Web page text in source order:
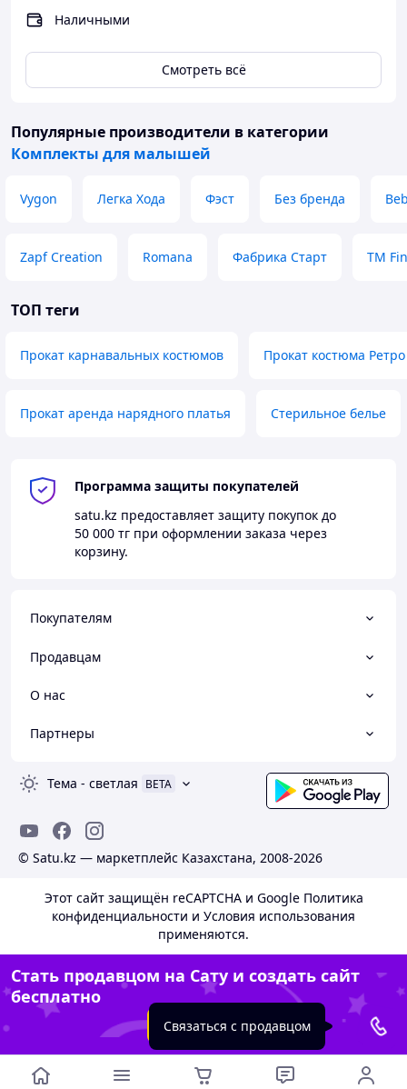
Наличными
Смотреть всё
Популярные производители в категории
Комплекты для малышей
Vygon Легка Хода Фэст Без бренда
Zapf Creation Romana Фабрика Старт TM
ТОП теги
Прокат карнавальных костюмов Прокат костюма Ретро
Прокат аренда нарядного платья Стерильное белье
Программа защиты покупателей
satu.kz предоставляет защиту покупок до
50 000 тг при оформлении заказа через
корзину.
Покупателям
Продавцам
О нас
Партнеры
Тема - светлая BETA
© Satu.kz — маркетплейс Казахстана, 2008-2026
Этот сайт защищён reCAPTCHA и Google Политика
конфиденциальности и Условия использования
применяются.
Стать продавцом на Сату и создать сайт
бесплатно
Создать сайт
Связаться с продавцом